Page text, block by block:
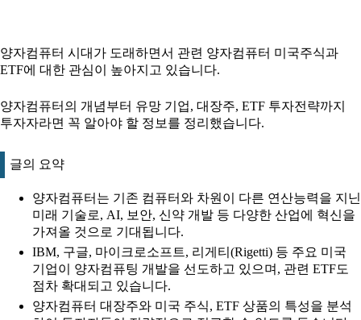
양자컴퓨터 시대가 도래하면서 관련 양자컴퓨터 미국주식과
ETF에 대한 관심이 높아지고 있습니다.
양자컴퓨터의 개념부터 유망 기업, 대장주, ETF 투자전략까지
투자자라면 꼭 알아야 할 정보를 정리했습니다.
글의 요약
양자컴퓨터는 기존 컴퓨터와 차원이 다른 연산능력을 지닌
미래 기술로, AI, 보안, 신약 개발 등 다양한 산업에 혁신을
가져올 것으로 기대됩니다.
IBM, 구글, 마이크로소프트, 리게티(Rigetti) 등 주요 미국
기업이 양자컴퓨팅 개발을 선도하고 있으며, 관련 ETF도
점차 확대되고 있습니다.
양자컴퓨터 대장주와 미국 주식, ETF 상품의 특성을 분석